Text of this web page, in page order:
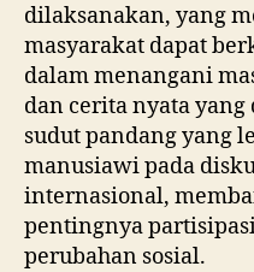
dilaksanakan, yang
masyarakat dapat
dalam menangani
dan cerita nyata
sudut pandang yang
manusiawi pada
internasional,
pentingnya
perubahan sosial.